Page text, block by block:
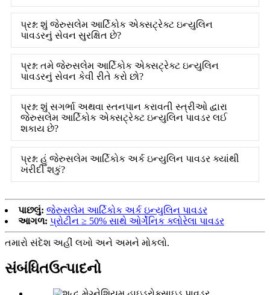
પ્રશ્ન: શું જેરુસલેમ આર્ટિકોક એક્સટ્રેક્ટ ઇન્યુલિન
પાવડરનું સેવન સુરક્ષિત છે?
પ્રશ્ન: તમે જેરુસલેમ આર્ટિકોક એક્સટ્રેક્ટ ઇન્યુલિન
પાવડરનું સેવન કેવી રીતે કરો છો?
પ્રશ્ન: શું સગર્ભા અથવા સ્તનપાન કરાવતી સ્ત્રીઓ દ્વારા
જેરુસલેમ આર્ટિકોક એક્સટ્રેક્ટ ઇન્યુલિન પાવડર લઈ
શકાય છે?
પ્રશ્ન: હું જેરુસલેમ આર્ટિકોક અર્ક ઇન્યુલિન પાવડર ક્યાંથી
ખરીદી શકું?
પાછલું: જેરુસલેમ આર્ટિકોક અર્ક ઇન્યુલિન પાવડર
આગળ: પ્રોટીન ≥ 50% સાથે ઓર્ગેનિક ક્લોરેલા પાવડર
તમારો સંદેશ અહીં લખો અને અમને મોકલો.
સંબંધિતઉત્પાદનો